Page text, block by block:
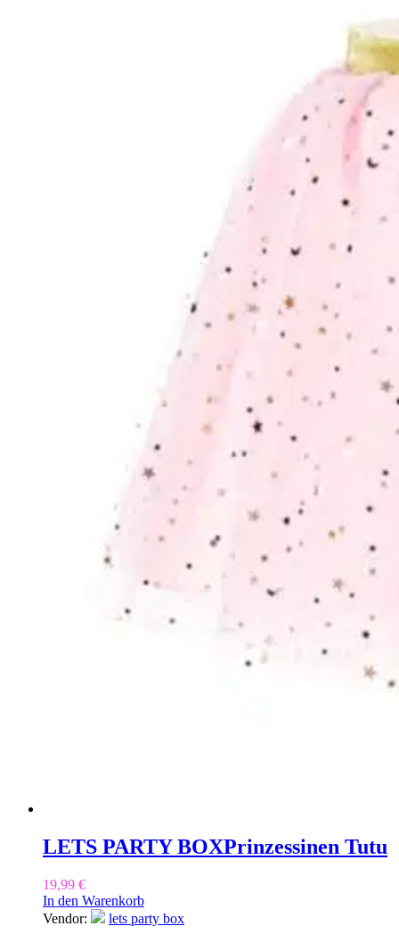
LETS PARTY BOXPrinzessinen Tutu
19,99 €
In den Warenkorb
Vendor:
lets party box